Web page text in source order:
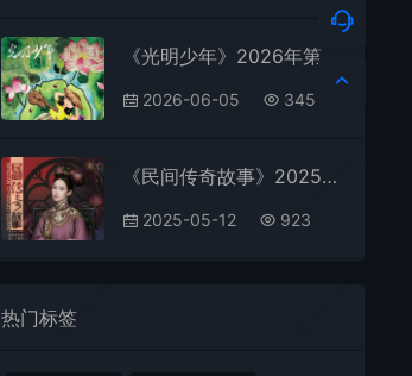
2026-06-05 345
《民间传奇故事》2025年第5期全彩精校PDF杂志下载
2025-05-12 923
热门标签
微刊杂志社
微刊杂志社
微刊杂志社